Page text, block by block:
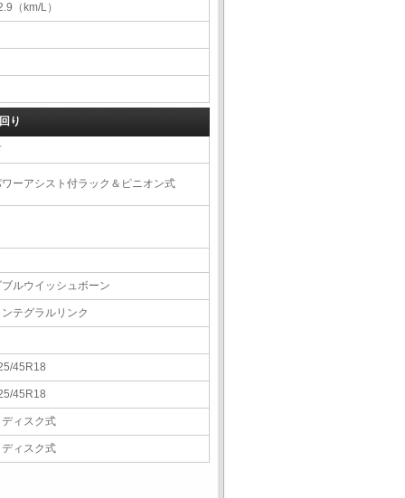
（km/L）
り
ーアシスト付ラック＆ピニオン式
ブルウイッシュボーン
ンテグラルリンク
45R18
45R18
ディスク式
ディスク式